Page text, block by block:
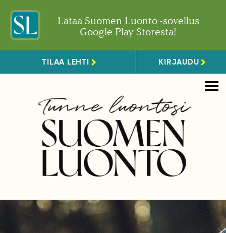
Lataa Suomen Luonto -sovellus
Google Play Storesta!
TILAA LEHTI KIRJAUDU